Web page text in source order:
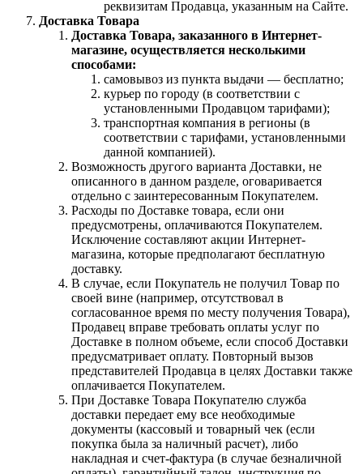
реквизитам Продавца, указанным на Сайте.
Доставка Товара
Доставка Товара, заказанного в Интернет-
магазине, осуществляется несколькими
способами:
самовывоз из пункта выдачи — бесплатно;
курьер по городу (в соответствии с
установленными Продавцом тарифами);
транспортная компания в регионы (в
соответствии с тарифами, установленными
данной компанией).
Возможность другого варианта Доставки, не
описанного в данном разделе, оговаривается
отдельно с заинтересованным Покупателем.
Расходы по Доставке товара, если они
предусмотрены, оплачиваются Покупателем.
Исключение составляют акции Интернет-
магазина, которые предполагают бесплатную
доставку.
В случае, если Покупатель не получил Товар по
своей вине (например, отсутствовал в
согласованное время по месту получения Товара),
Продавец вправе требовать оплаты услуг по
Доставке в полном объеме, если способ Доставки
предусматривает оплату. Повторный вызов
представителей Продавца в целях Доставки также
оплачивается Покупателем.
При Доставке Товара Покупателю служба
доставки передает ему все необходимые
документы (кассовый и товарный чек (если
покупка была за наличный расчет), либо
накладная и счет-фактура (в случае безналичной